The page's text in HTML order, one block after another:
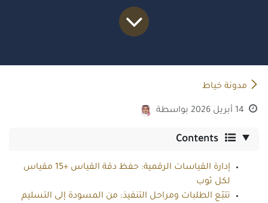
مدونة خياط
14 أبريل 2026 بواسطة
Contents
إدارة القياسات الرقمية: حفظ دقة القياس +15 مقياس
لكل ثوب
تتبّع الطلبات ومراحل التنفيذ: من المسودة إلى التسليم